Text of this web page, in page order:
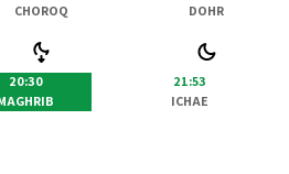
CHOROQ
DOHR
20:30
21:53
ICHAE